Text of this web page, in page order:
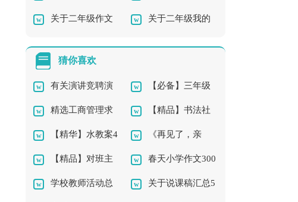
级作文集锦六篇 文300字集合6篇
关于二年级作文 关于二年级我的
猜你喜欢
有关演讲竞聘演
讲稿模板集合五篇
【必备】三年级
的作文300字合集5篇
精选工商管理求
职信3篇
【精品】书法社
团及活动总结三篇
【精华】水教案4
篇
《再见了，亲
人》教学反思
【精品】对班主
任的工作计划汇编八
春天小学作文300
字三篇
学校教师活动总 关于说课稿汇总5